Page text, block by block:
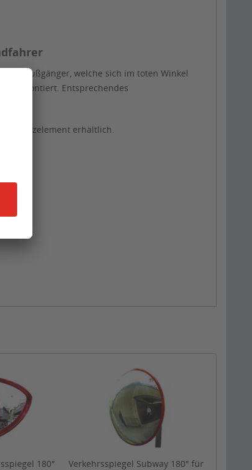
Fußgänger, welche sich im toten Winkel
montiert. Entsprechendes
Heizelement erhältlich.
180°
Verkehrsspiegel Subway 180° für